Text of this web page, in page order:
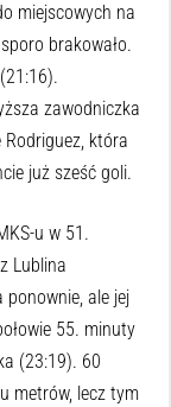
miejscowych na
brakowało.
zawodniczka
Rodriguez, która
już sześć goli.
u w 51.
Lublina
ponownie, ale jej
55. minuty
(23:19). 60
metrów, lecz tym